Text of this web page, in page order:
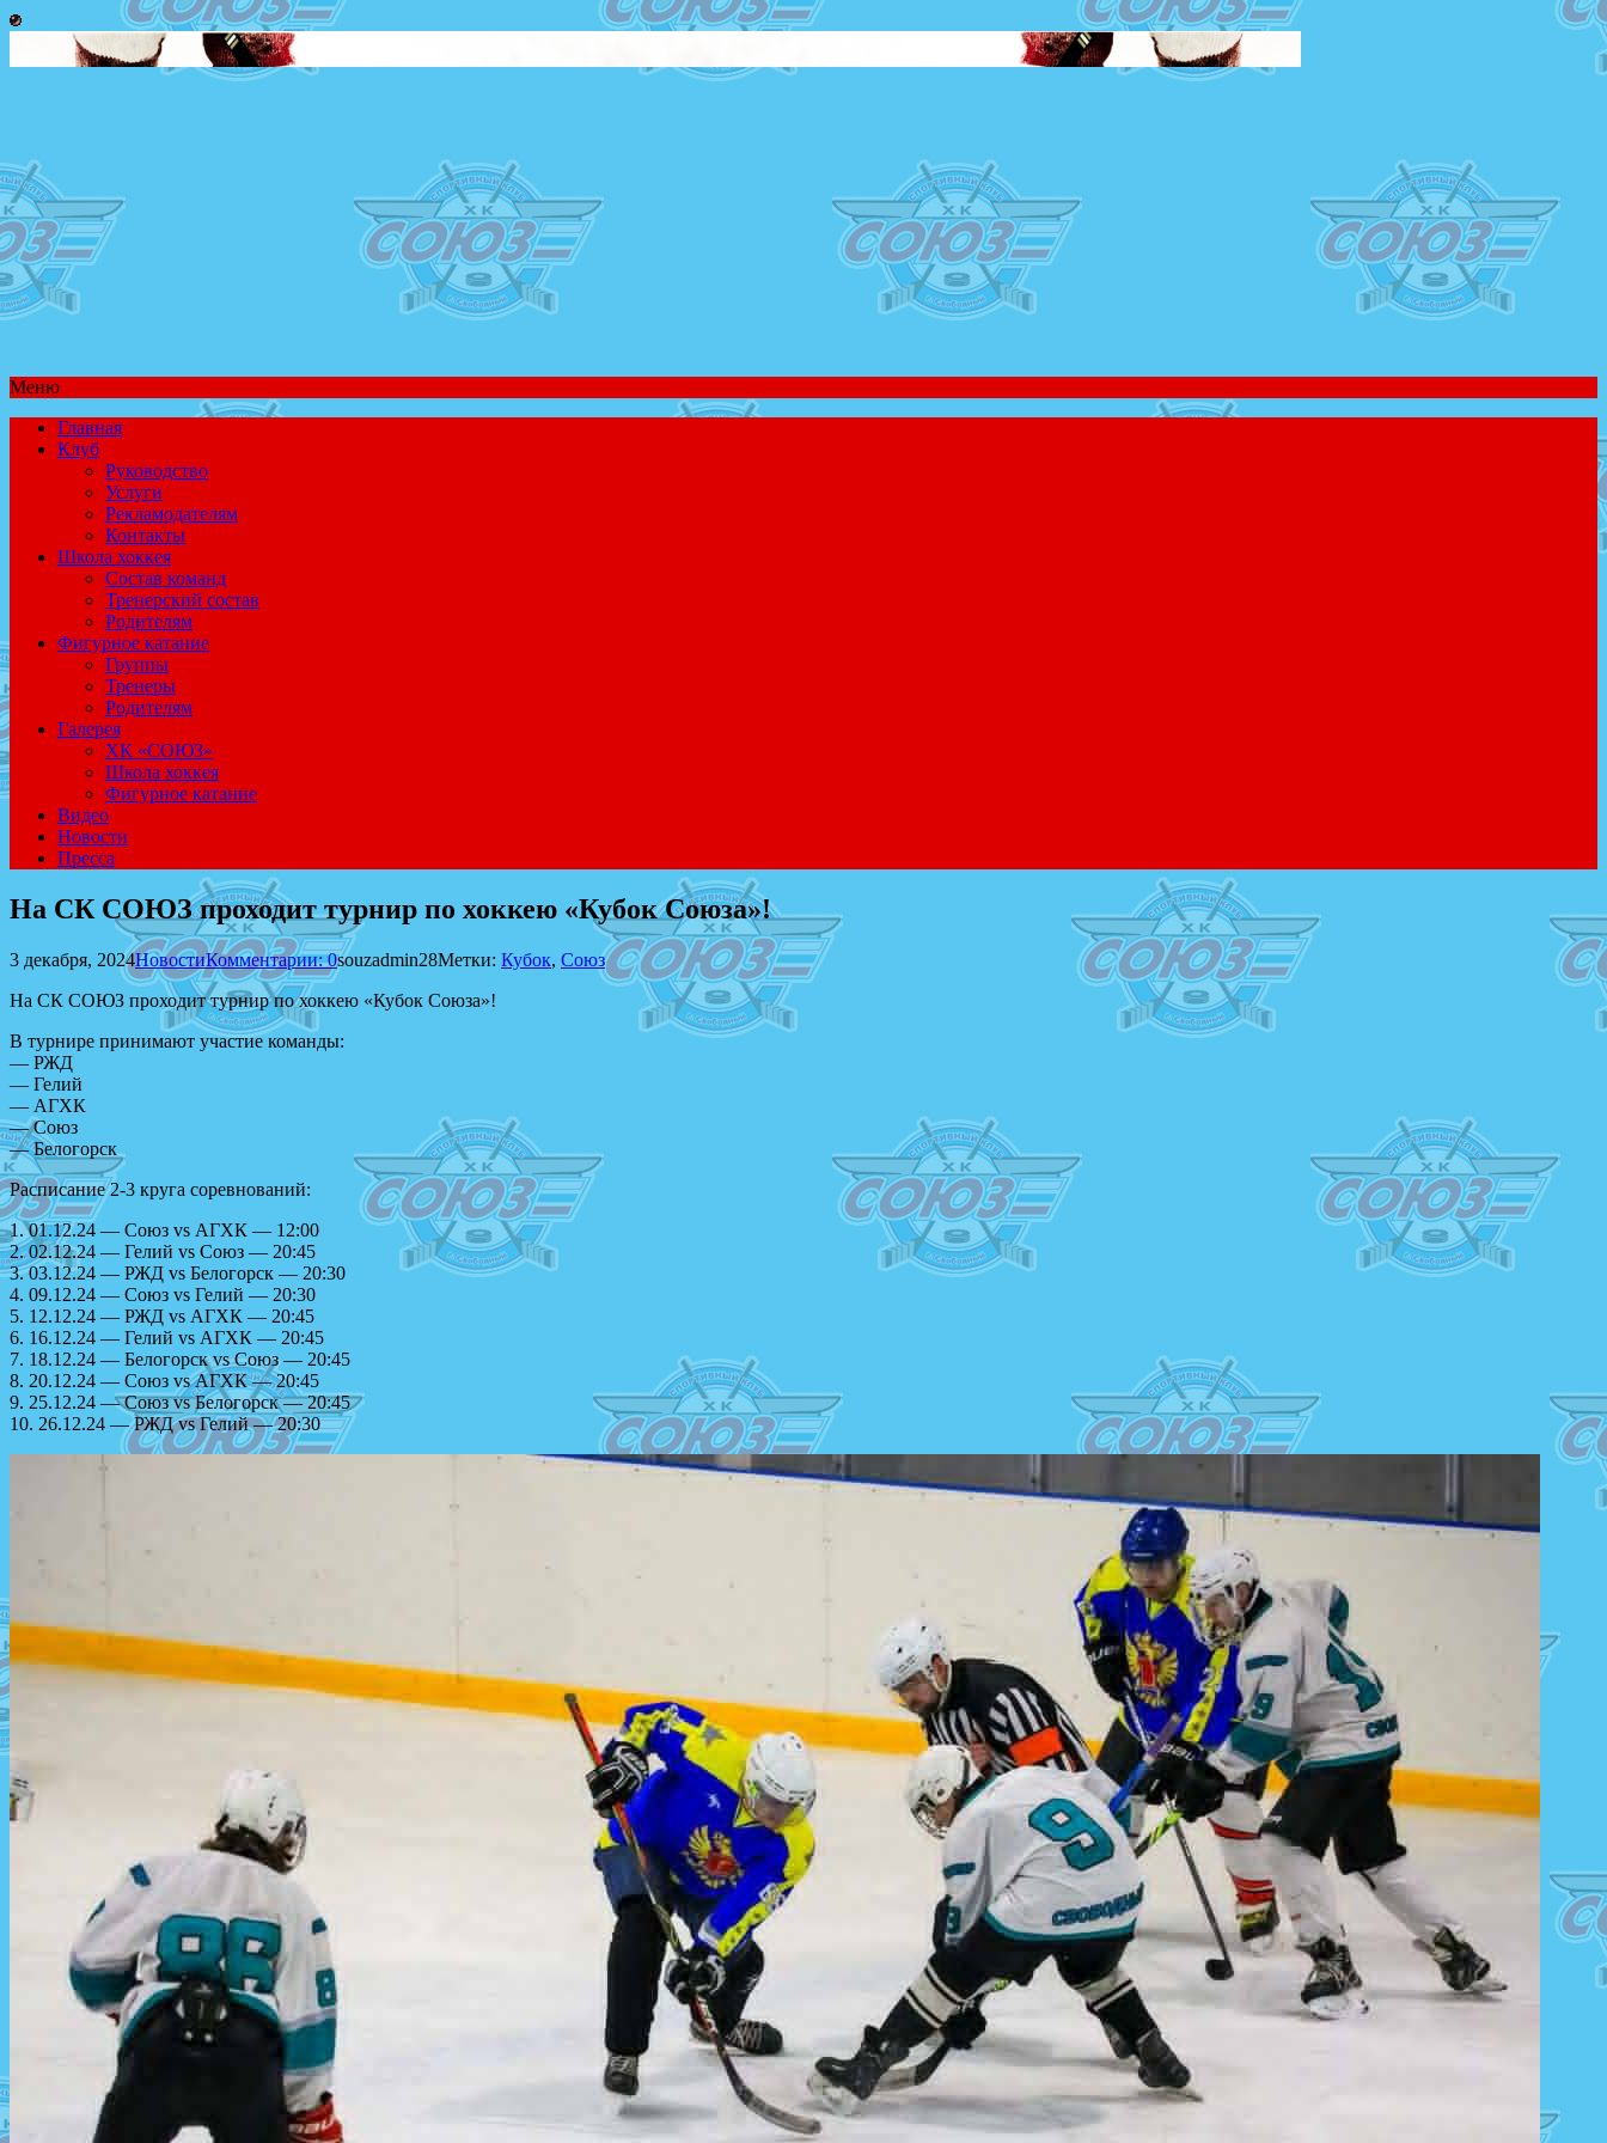
Меню
Главная
Клуб
Руководство
Услуги
Рекламодателям
Контакты
Школа хоккея
Состав команд
Тренерский состав
Родителям
Фигурное катание
Группы
Тренеры
Родителям
Галерея
ХК «СОЮЗ»
Школа хоккея
Фигурное катание
Видео
Новости
Пресса
На СК СОЮЗ проходит турнир по хоккею «Кубок Союза»!
3 декабря, 2024НовостиКомментарии: 0souzadmin28Метки: Кубок, Союз
На СК СОЮЗ проходит турнир по хоккею «Кубок Союза»!
В турнире принимают участие команды:
— РЖД
— Гелий
— АГХК
— Союз
— Белогорск
Расписание 2-3 круга соревнований:
1. 01.12.24 — Союз vs АГХК — 12:00
2. 02.12.24 — Гелий vs Союз — 20:45
3. 03.12.24 — РЖД vs Белогорск — 20:30
4. 09.12.24 — Союз vs Гелий — 20:30
5. 12.12.24 — РЖД vs АГХК — 20:45
6. 16.12.24 — Гелий vs АГХК — 20:45
7. 18.12.24 — Белогорск vs Союз — 20:45
8. 20.12.24 — Союз vs АГХК — 20:45
9. 25.12.24 — Союз vs Белогорск — 20:45
10. 26.12.24 — РЖД vs Гелий — 20:30